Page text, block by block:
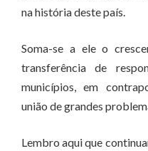
na história deste país.
Soma-se a ele o
transferência de
municípios, em
união de grandes
Lembro aqui que